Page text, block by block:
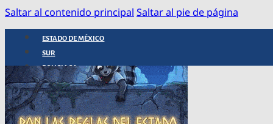
Saltar al contenido principal Saltar al pie de página
ESTADO DE MÉXICO
SUR
POLICIACA
NACIONAL
INTERNACIONAL
ARTE, CIENCIA Y TECNOLOGÍA